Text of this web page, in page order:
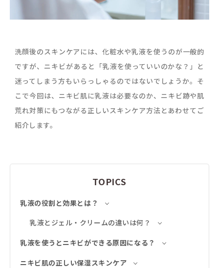
洗顔後のスキンケアには、化粧水や乳液を使うのが一般的
ですが、ニキビがあると「乳液を使っていいのかな？」と
迷ってしまう方もいらっしゃるのではないでしょうか。そ
こで今回は、ニキビ肌に乳液は必要なのか、ニキビ跡や肌
荒れ対策にもつながる正しいスキンケア方法とあわせてご
紹介します。
TOPICS
乳液の役割と効果とは？
乳液とジェル・クリームの違いは何？
乳液を使うとニキビができる原因になる？
ニキビ肌の正しい保湿スキンケア